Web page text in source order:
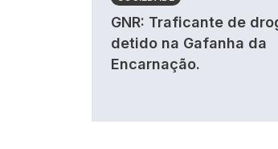
GNR: Traficante de
detido na Gafanha da
Encarnação.